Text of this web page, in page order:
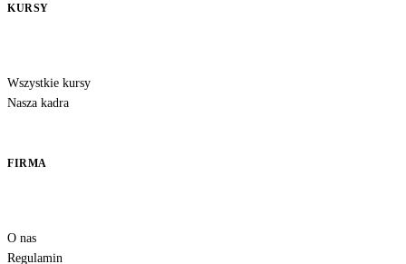
KURSY
Wszystkie kursy
Nasza kadra
FIRMA
O nas
Regulamin